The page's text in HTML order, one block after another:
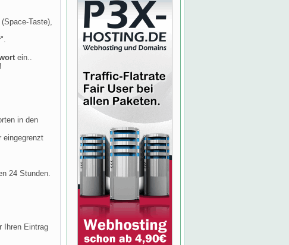
Taste),
ein..
in den
eingegrenzt
24 Stunden.
Ihren Eintrag